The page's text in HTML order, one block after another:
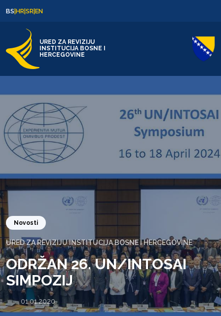
BS|HR|SR|EN
URED ZA REVIZIJU
INSTITUCIJA BOSNE I
HERCEGOVINE
Novosti
URED ZA REVIZIJU INSTITUCIJA BOSNE I HERCEGOVINE
ODRŽAN 26. UN/INTOSAI
SIMPOZIJ
01.01.2020.